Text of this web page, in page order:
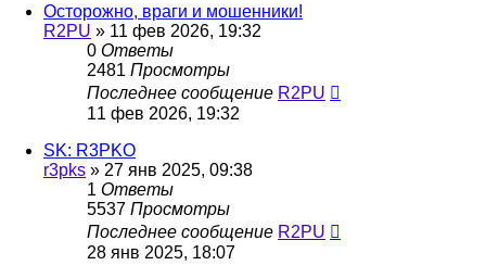
Осторожно, враги и мошенники!
R2PU » 11 фев 2026, 19:32
0 Ответы
2481 Просмотры
Последнее сообщение R2PU
11 фев 2026, 19:32
SK: R3PKO
r3pks » 27 янв 2025, 09:38
1 Ответы
5537 Просмотры
Последнее сообщение R2PU
28 янв 2025, 18:07